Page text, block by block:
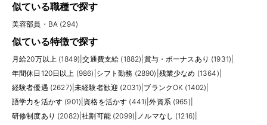
似ている職種で探す
美容部員・BA (294)
似ている特徴で探す
月給20万以上 (1849) |交通費支給 (1882) 賞与・ボーナスあり (1931)
年間休日120日以上 (986) シフト勤務 (2890) 残業少なめ (1364)
経験者優遇 (2627) |未経験者歓迎 (2031) ブランクOK (1402)
語学力を活かす (901) 資格を活かす (441) |外資系 (965)
研修制度あり (2082) |社割可能 (2099) ノルマなし (1216)